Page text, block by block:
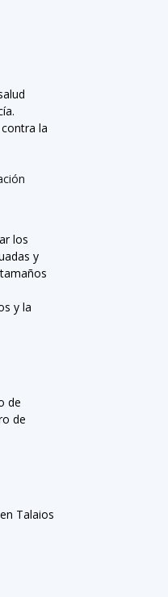
la
los
y
y la
de
de
Talaios